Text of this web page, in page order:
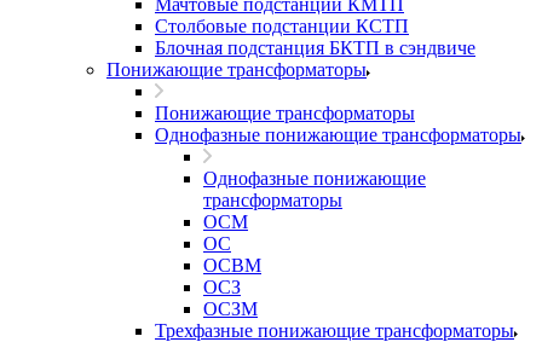
Мачтовые подстанции КМТП
Столбовые подстанции КСТП
Блочная подстанция БКТП в сэндвиче
Понижающие трансформаторы
Понижающие трансформаторы
Однофазные понижающие трансформаторы
Однофазные понижающие
трансформаторы
ОСМ
ОС
ОСВМ
ОСЗ
ОСЗМ
Трехфазные понижающие трансформаторы